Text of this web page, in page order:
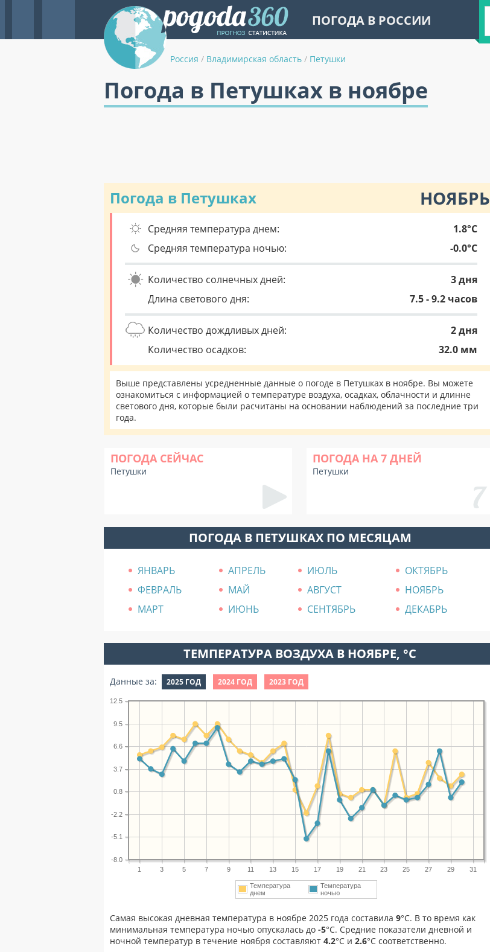
ПОГОДА В РОССИИ
Россия / Владимирская область / Петушки
Погода в Петушках в ноябре
Погода в Петушках НОЯБРЬ
Средняя температура днем:
1.8°C
Средняя температура ночью:
-0.0°C
Количество солнечных дней:
3 дня
Длина светового дня:
7.5 - 9.2 часов
Количество дождливых дней:
2 дня
Количество осадков:
32.0 мм
Выше представлены усредненные данные о погоде в Петушках в ноябре. Вы можете
ознакомиться с информацией о температуре воздуха, осадках, облачности и длинне
светового дня, которые были расчитаны на основании наблюдений за последние три
года.
ПОГОДА СЕЙЧАС
Петушки
ПОГОДА НА 7 ДНЕЙ
Петушки
ПОГОДА В ПЕТУШКАХ ПО МЕСЯЦАМ
ЯНВАРЬ АПРЕЛЬ ИЮЛЬ
ОКТЯБРЬ
ФЕВРАЛЬ
МАЙ АВГУСТ
НОЯБРЬ
МАРТ
ИЮНЬ СЕНТЯБРЬ ДЕКАБРЬ
ТЕМПЕРАТУРА ВОЗДУХА В НОЯБРЕ, °C
Данные за: 2025 ГОД 2024 ГОД 2023 ГОД
1 3 5 7 9 11 13 15 17 19 21 23 25 27 29 31
-8.0
-5.1
-2.2
0.8
3.7
6.6
9.5
12.5
Температура
днем
Температура
ночью
Самая высокая дневная температура в ноябре 2025 года составила 9°С. В то время как
минимальная температура ночью опускалась до -5°C. Средние показатели дневной и
ночной температур в течение ноября составляют 4.2°С и 2.6°С соответственно.